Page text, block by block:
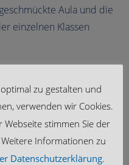
Aula und die
einzelnen Klassen
zu gestalten und
verwenden wir Cookies.
stimmen Sie der
Informationen zu
Datenschutzerklärung.